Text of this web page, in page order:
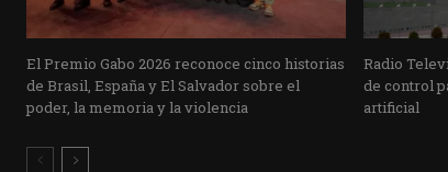
El Premio Gabo 2026 reconoce cinco historias
de Brasil, España y El Salvador sobre el
poder, la memoria y la violencia
Radio
de control
artificial